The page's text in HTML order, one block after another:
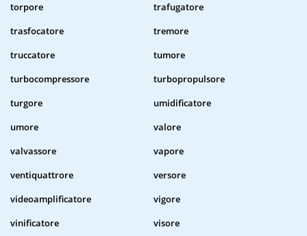
torpore
trafugatore
trasfocatore
tremore
truccatore
tumore
turbocompressore
turbopropulsore
turgore
umidificatore
umore
valore
valvassore
vapore
ventiquattrore
versore
videoamplificatore
vigore
vinificatore
visore